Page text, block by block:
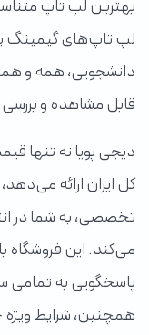
بهترین لپ تاپ
لپ تاپ‌های گیمینگ
دانشجویی، همه و
قابل مشاهده و
دیجی پویا نه تنها
کل ایران ارائه
تخصصی، به شما در
می‌کند. این فروشگاه
پاسخگویی به تمامی
همچنین، شرایط